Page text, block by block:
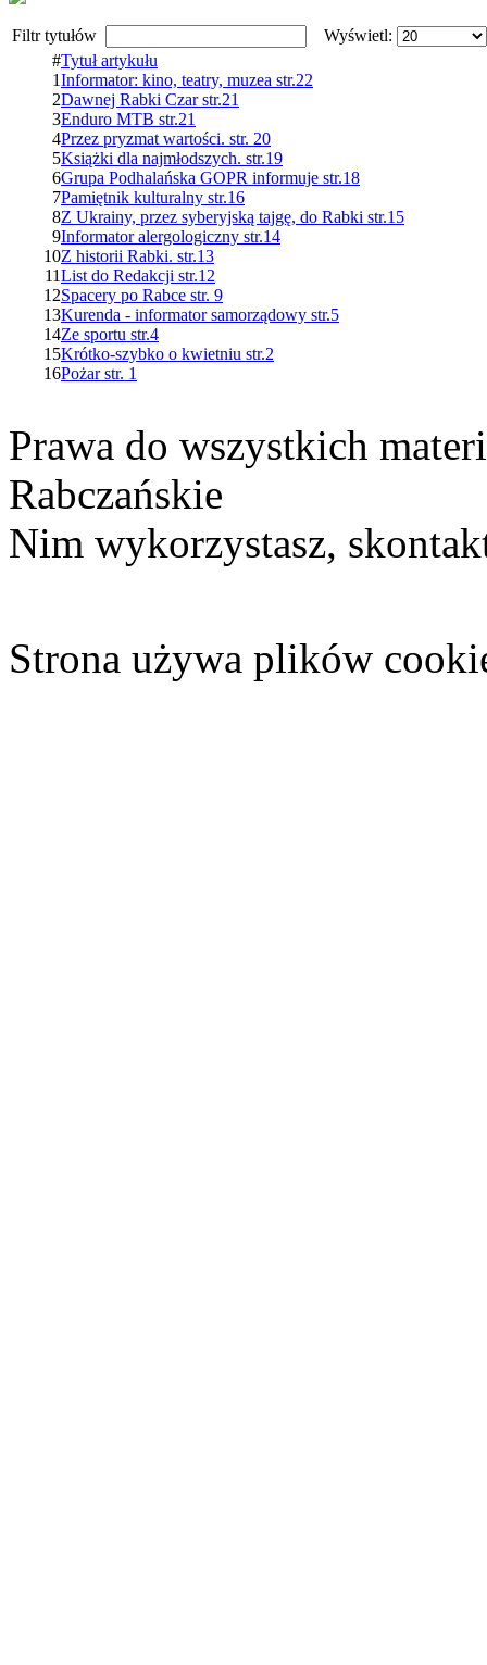
Filtr tytułów
Wyświetl:
#Tytuł artykułu
1Informator: kino, teatry, muzea str.22
2Dawnej Rabki Czar str.21
3Enduro MTB str.21
4Przez pryzmat wartości. str. 20
5Książki dla najmłodszych. str.19
6Grupa Podhalańska GOPR informuje str.18
7Pamiętnik kulturalny str.16
8Z Ukrainy, przez syberyjską tajgę, do Rabki str.15
9Informator alergologiczny str.14
10Z historii Rabki. str.13
11List do Redakcji str.12
12Spacery po Rabce str. 9
13Kurenda - informator samorządowy str.5
14Ze sportu str.4
15Krótko-szybko o kwietniu str.2
16Pożar str. 1
Prawa do wszystkich
Rabczańskie
Nim wykorzystasz,
Strona używa plików